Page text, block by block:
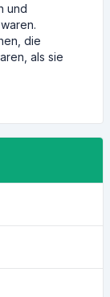
und
die
als sie